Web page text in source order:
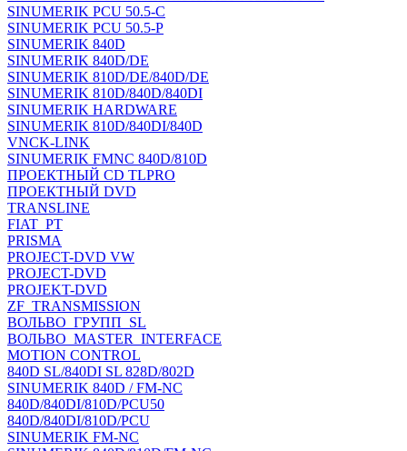
SINUMERIK PCU 50.5-C
SINUMERIK PCU 50.5-P
SINUMERIK 840D
SINUMERIK 840D/DE
SINUMERIK 810D/DE/840D/DE
SINUMERIK 810D/840D/840DI
SINUMERIK HARDWARE
SINUMERIK 810D/840DI/840D
VNCK-LINK
SINUMERIK FMNC 840D/810D
ПРОЕКТНЫЙ CD TLPRO
ПРОЕКТНЫЙ DVD
TRANSLINE
FIAT_PT
PRISMA
PROJECT-DVD VW
PROJECT-DVD
PROJEKT-DVD
ZF_TRANSMISSION
ВОЛЬВО_ГРУПП_SL
ВОЛЬВО_MASTER_INTERFACE
MOTION CONTROL
840D SL/840DI SL 828D/802D
SINUMERIK 840D / FM-NC
840D/840DI/810D/PCU50
840D/840DI/810D/PCU
SINUMERIK FM-NC